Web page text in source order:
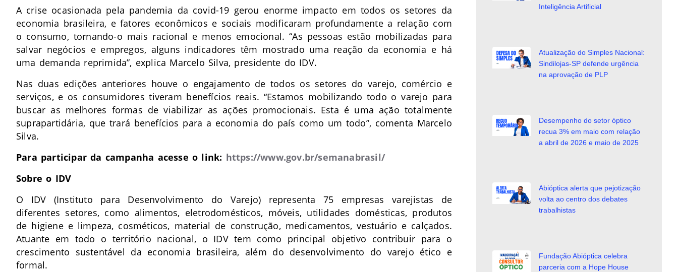
A crise ocasionada pela pandemia da covid-19 gerou enorme impacto em todos os setores da
economia brasileira, e fatores econômicos e sociais modificaram profundamente a relação com
o consumo, tornando-o mais racional e menos emocional. “As pessoas estão mobilizadas para
salvar negócios e empregos, alguns indicadores têm mostrado uma reação da economia e há
uma demanda reprimida”, explica Marcelo Silva, presidente do IDV.
Nas duas edições anteriores houve o engajamento de todos os setores do varejo, comércio e
serviços, e os consumidores tiveram benefícios reais. “Estamos mobilizando todo o varejo para
buscar as melhores formas de viabilizar as ações promocionais. Esta é uma ação totalmente
suprapartidária, que trará benefícios para a economia do país como um todo”, comenta Marcelo
Silva.
Para participar da campanha acesse o link: https://www.gov.br/semanabrasil/
Sobre o IDV
O IDV (Instituto para Desenvolvimento do Varejo) representa 75 empresas varejistas de
diferentes setores, como alimentos, eletrodomésticos, móveis, utilidades domésticas, produtos
de higiene e limpeza, cosméticos, material de construção, medicamentos, vestuário e calçados.
Atuante em todo o território nacional, o IDV tem como principal objetivo contribuir para o
crescimento sustentável da economia brasileira, além do desenvolvimento do varejo ético e
formal.
Inteligência Artificial
Atualização do Simples Nacional:
Sindilojas-SP defende urgência
na aprovação de PLP
Desempenho do setor óptico
recua 3% em maio com relação
a abril de 2026 e maio de 2025
Abióptica alerta que pejotização
volta ao centro dos debates
trabalhistas
Fundação Abióptica celebra
parceria com a Hope House